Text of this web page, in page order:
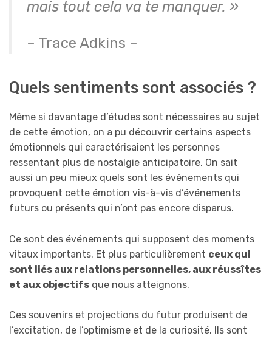
mais tout cela va te manquer. »
– Trace Adkins –
Quels sentiments sont associés ?
Même si davantage d’études sont nécessaires au sujet
de cette émotion, on a pu découvrir certains aspects
émotionnels qui caractérisaient les personnes
ressentant plus de nostalgie anticipatoire. On sait
aussi un peu mieux quels sont les événements qui
provoquent cette émotion vis-à-vis d’événements
futurs ou présents qui n’ont pas encore disparus.
Ce sont des événements qui supposent des moments
vitaux importants. Et plus particulièrement ceux qui
sont liés aux relations personnelles, aux réussîtes
et aux objectifs que nous atteignons.
Ces souvenirs et projections du futur produisent de
l’excitation, de l’optimisme et de la curiosité. Ils sont